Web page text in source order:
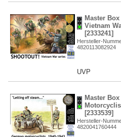
Master
Vietnam
[2333241]
Hersteller-
4820113082924
UVP
Master
[2333539]
Hersteller-
4820041760444